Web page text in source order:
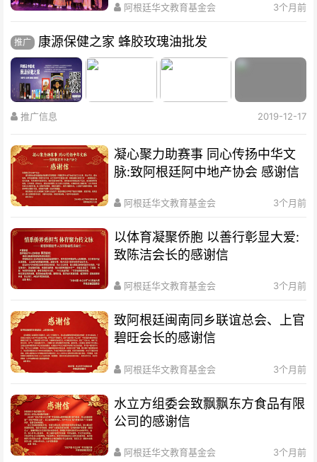
阿根廷华文教育基金会 3个月前
推广 康源保健之家 蜂胶玫瑰油批发
推广信息 2019-12-17
凝心聚力助赛事 同心传扬中华文
脉:致阿根廷阿中地产协会 感谢信
阿根廷华文教育基金会 3个月前
以体育凝聚侨胞 以善行彰显大爱:
致陈洁会长的感谢信
阿根廷华文教育基金会 3个月前
致阿根廷闽南同乡联谊总会、上官
碧旺会长的感谢信
阿根廷华文教育基金会 3个月前
水立方组委会致飘飘东方食品有限
公司的感谢信
阿根廷华文教育基金会 3个月前